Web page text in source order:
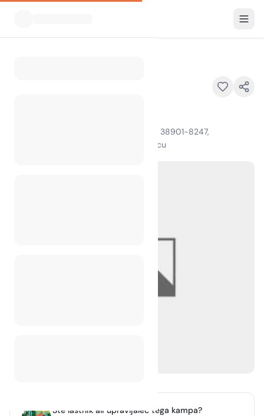
2202 Scenic Loop 333, Grenada, MS 38901-8247,
ogledov v zadnjem mesecu
Ste lastnik ali upravljalec tega kampa?